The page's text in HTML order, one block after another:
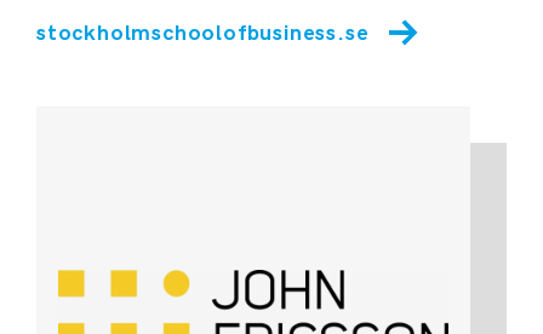
stockholmschoolofbusiness.se